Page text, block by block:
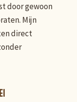
door gewoon
Mijn
direct